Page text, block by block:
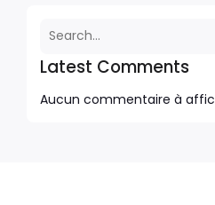
Latest Comments
Aucun commentaire à